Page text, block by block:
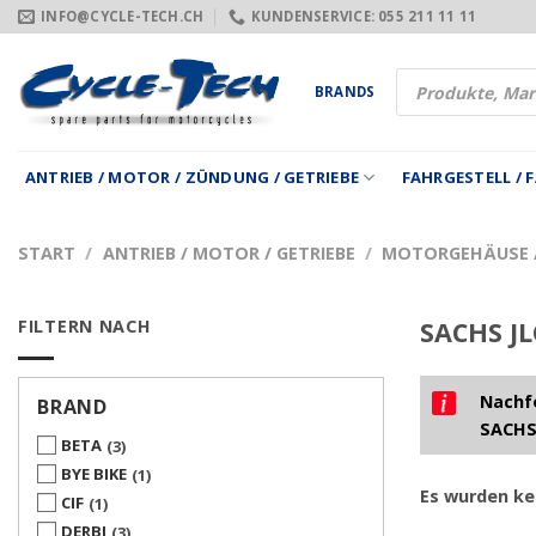
Zum
Inhalt
springen
INFO@CYCLE-TECH.CH KUNDENSERVICE: 055 211 11 11
BRANDS
Products
search
ANTRIEB / MOTOR / ZÜNDUNG / GETRIEBE FAHRGESTELL /
START / ANTRIEB / MOTOR / GETRIEBE / MOTORGEHÄUSE
FILTERN NACH
BRAND
BETA 3
BYE BIKE 1
CIF 1
DERBI
SACHS
Es wurden